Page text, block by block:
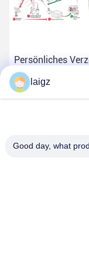
Persönliches
Übermittler des
laigz
Good day, what